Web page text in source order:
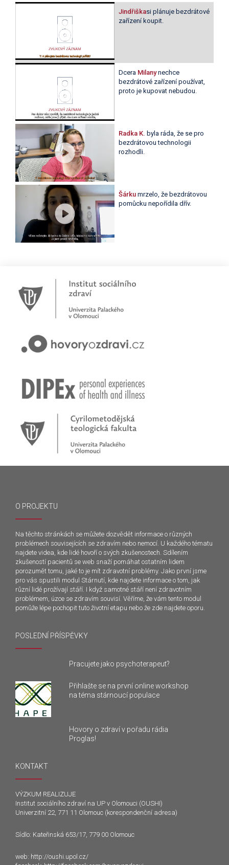
Jindřiškasi plánuje bezdrátové
zařízení koupit.
Dcera Milanynechce
bezdrátové zařízení používat,
proto je kupovat nebudou.
Radka K. byla ráda, že se pro
bezdrátovou technologii
rozhodli.
Šárku mrzelo, že bezdrátovou
pomůcku nepořídila dřív.
O PROJEKTU
Na těchto stránkách se můžete dozvědět informace o různých
problémech souvisejících se zdravím nebo nemocí. U každého tématu
najdete videa, kde lidé hovoří o svých zkušenostech. Sdílením
zkušeností pacientů se web snaží pomáhat ostatním lidem
porozumět tomu, jaké to je mít zdravotní problémy. Jako první jsme
pro vás spustili modul Stárnutí, kde najdete informace o tom, jak
různí lidé prožívají stáří. I když samotné stáří není zdravotním
problémem, úzce se zdravím souvisí. Věříme, že vám tento modul
pomůže lépe pochopit tuto životní etapu nebo že zde najdete oporu.
POSLEDNÍ PŘÍSPĚVKY
Pracujete jako psychoterapeut?
Přihlašte se na první online workshop
na téma stárnoucí populace
Hovory o zdraví v pořadu rádia
Proglas!
KONTAKT
VÝZKUM REALIZUJE
Institut sociálního zdraví na UP v Olomouci (OUSHI)
Univerzitní 22, 771 11 Olomouc (korespondenční adresa)
Sídlo: Kateřinská 653/17, 779 00 Olomouc
web: http://oushi.upol.cz/